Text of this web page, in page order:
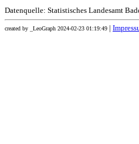
Datenquelle: Statistisches Landesamt
created by _LeoGraph 2024-02-23 01:19:49